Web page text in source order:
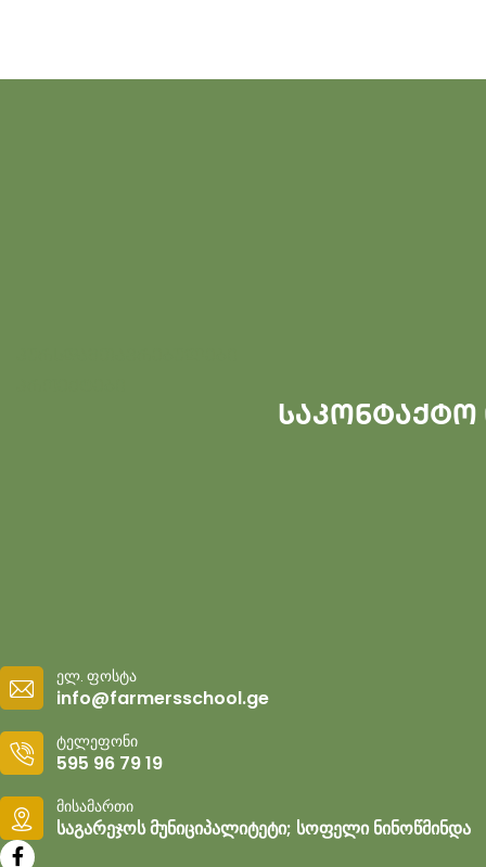
საკონტაქტო
ელ. ფოსტა
info@farmersschool.ge
ტელეფონი
595 96 79 19
მისამართი
საგარეჯოს მუნიციპალიტეტი; სოფელი ნინოწმინდა